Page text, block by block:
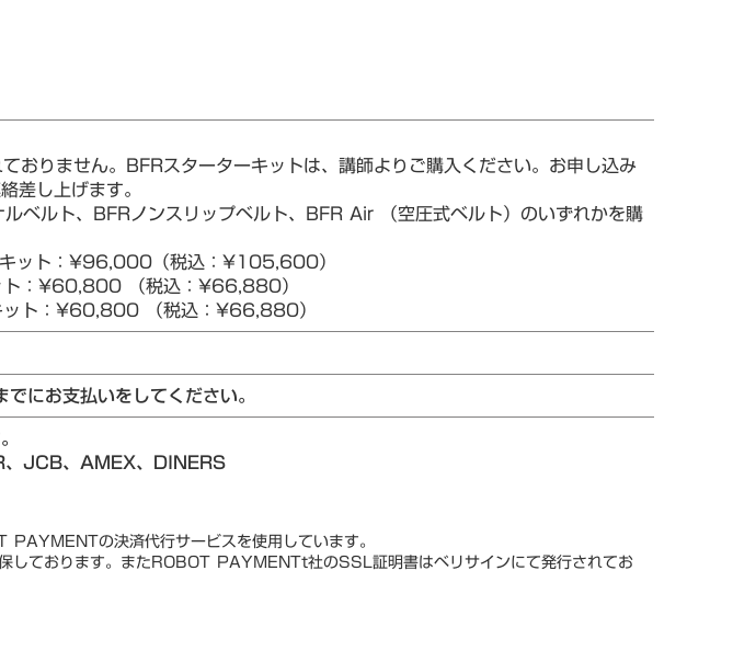
おりません。BFRスターターキットは、講師よりご購入ください。お申し込み
差し上げます。
ベルト、BFRノンスリップベルト、BFR Air （空圧式ベルト）のいずれかを購
ット：¥96,000（税込：¥105,600）
ト：¥60,800 （税込：¥66,880）
ット：¥60,800 （税込：¥66,880）
にお支払いをしてください。
JCB、AMEX、DINERS
の決済代行サービスを使用しています。
しております。またROBOT PAYMENTt社のSSL証明書はベリサインにて発行されてお